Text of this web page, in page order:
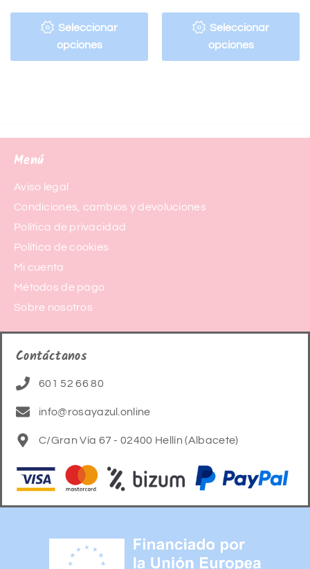
Seleccionar
opciones
Seleccionar
opciones
Menú
Aviso legal
Condiciones, cambios y devoluciones
Política de privacidad
Política de cookies
Mi cuenta
Métodos de pago
Sobre nosotros
Contáctanos
601 52 66 80
info@rosayazul.online
C/Gran Vía 67 - 02400 Hellín (Albacete)